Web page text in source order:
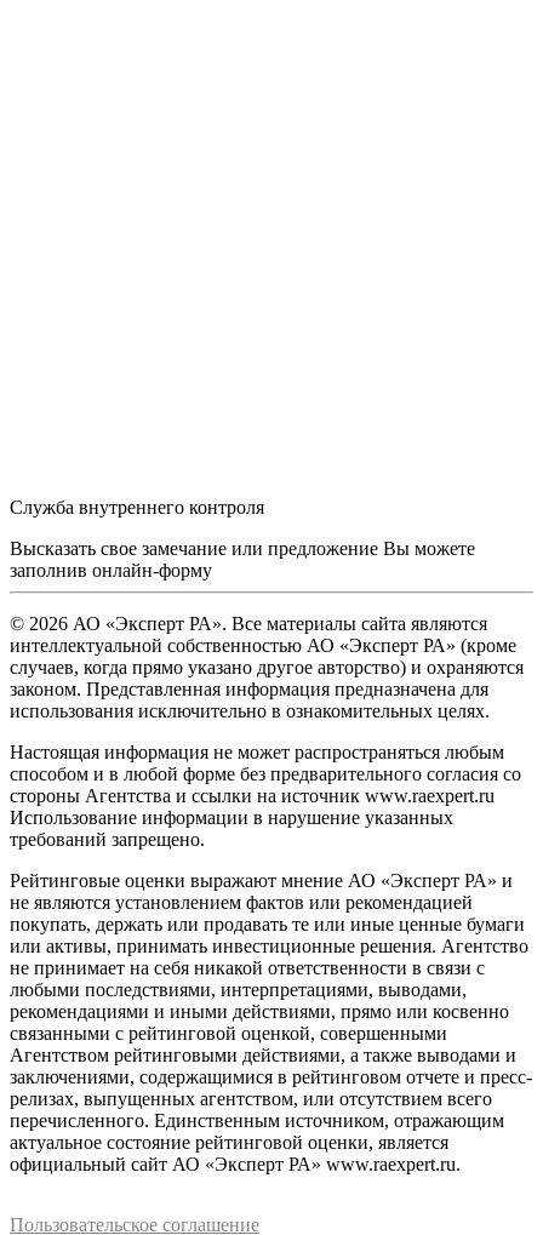
Служба внутреннего контроля
Высказать свое замечание или предложение Вы можете
заполнив онлайн-форму
© 2026 АО «Эксперт РА». Все материалы сайта являются
интеллектуальной собственностью АО «Эксперт РА» (кроме
случаев, когда прямо указано другое авторство) и охраняются
законом. Представленная информация предназначена для
использования исключительно в ознакомительных целях.
Настоящая информация не может распространяться любым
способом и в любой форме без предварительного согласия со
стороны Агентства и ссылки на источник www.raexpert.ru
Использование информации в нарушение указанных
требований запрещено.
Рейтинговые оценки выражают мнение АО «Эксперт РА» и
не являются установлением фактов или рекомендацией
покупать, держать или продавать те или иные ценные бумаги
или активы, принимать инвестиционные решения. Агентство
не принимает на себя никакой ответственности в связи с
любыми последствиями, интерпретациями, выводами,
рекомендациями и иными действиями, прямо или косвенно
связанными с рейтинговой оценкой, совершенными
Агентством рейтинговыми действиями, а также выводами и
заключениями, содержащимися в рейтинговом отчете и пресс-
релизах, выпущенных агентством, или отсутствием всего
перечисленного. Единственным источником, отражающим
актуальное состояние рейтинговой оценки, является
официальный сайт АО «Эксперт РА» www.raexpert.ru.
Пользовательское соглашение